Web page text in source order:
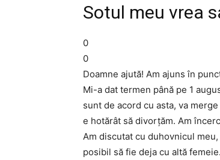
Sotul meu vrea
0
0
Doamne ajută! Am ajuns în
Mi-a dat termen până pe 1
sunt de acord cu asta, va
e hotărât să divorțăm. Am
Am discutat cu duhovnicul
posibil să fie deja cu altă